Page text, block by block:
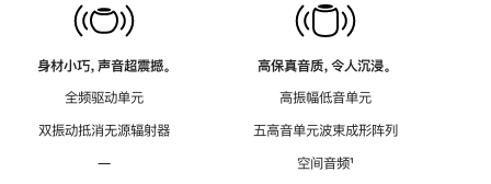
身材小巧，声音超震撼。
全频驱动单元
双振动抵消无源辐射器
—
高保真音质，令人沉浸。
高振幅低音单元
五高音单元波束成形阵列
空间音频脚
¹